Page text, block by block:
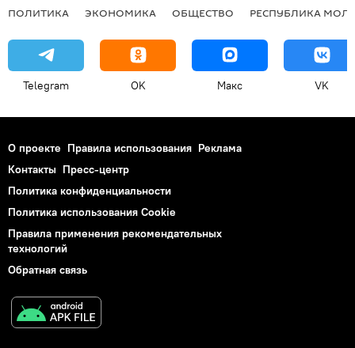
ПОЛИТИКА ЭКОНОМИКА ОБЩЕСТВО РЕСПУБЛИКА
Telegram OK Макс VK
О проекте Правила использования Реклама
Контакты Пресс-центр
Политика конфиденциальности
Политика использования Cookie
Правила применения рекомендательных
технологий
Обратная связь